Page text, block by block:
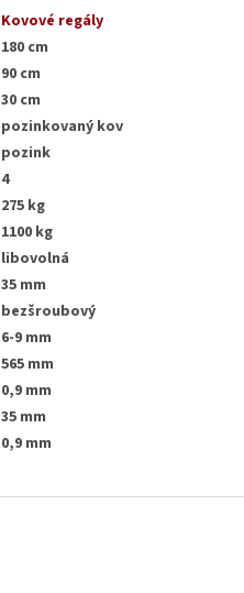
Kovové regály
180 cm
90 cm
30 cm
pozinkovaný kov
pozink
4
275 kg
1100 kg
libovolná
35 mm
bezšroubový
6-9 mm
565 mm
0,9 mm
35 mm
0,9 mm